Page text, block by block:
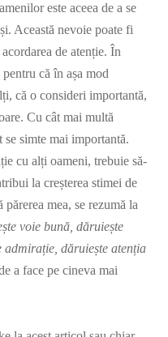
este aceea de a se
Această nevoie poate fi
de atenție. În
pentru că în așa mod
că o consideri importantă,
Cu cât mai multă
se simte mai importantă.
cu alți oameni, trebuie să-
la creșterea stimei de
mea, se rezumă la
voie bună, dăruiește
admirație, dăruiește atenția
a face pe cineva mai